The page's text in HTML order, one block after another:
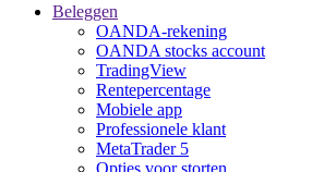
Beleggen
OANDA-rekening
OANDA stocks account
TradingView
Rentepercentage
Mobiele app
Professionele klant
MetaTrader 5
Opties voor storten